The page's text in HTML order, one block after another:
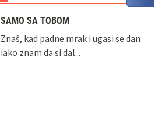
SAMO SA TOBOM
Znaš, kad padne mrak i ugasi se dan
iako znam da si dal...